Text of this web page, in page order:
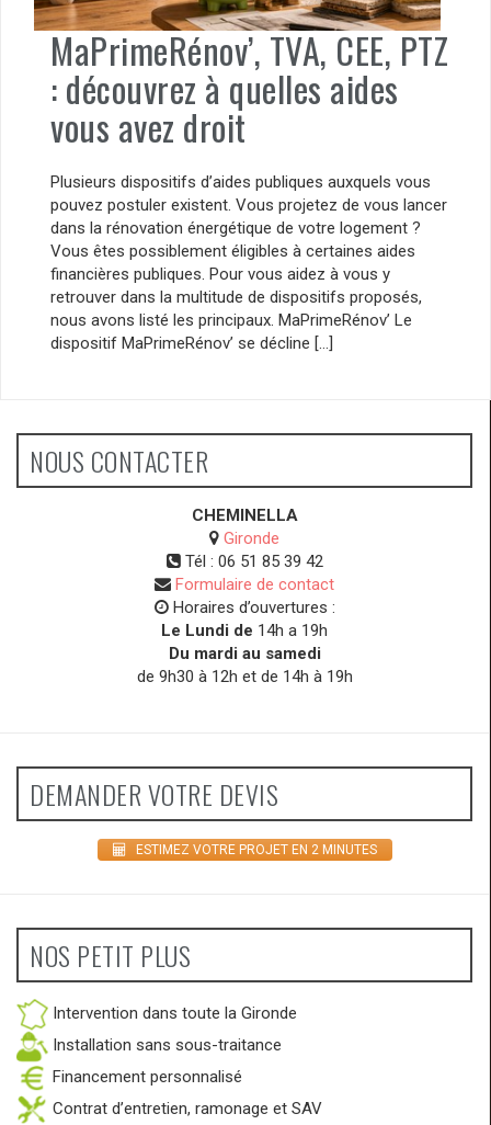
MaPrimeRénov’, TVA, CEE, PTZ
: découvrez à quelles aides
vous avez droit
Plusieurs dispositifs d’aides publiques auxquels vous
pouvez postuler existent. Vous projetez de vous lancer
dans la rénovation énergétique de votre logement ?
Vous êtes possiblement éligibles à certaines aides
financières publiques. Pour vous aidez à vous y
retrouver dans la multitude de dispositifs proposés,
nous avons listé les principaux. MaPrimeRénov’ Le
dispositif MaPrimeRénov’ se décline […]
NOUS CONTACTER
CHEMINELLA
Gironde
Tél : 06 51 85 39 42
Formulaire de contact
Horaires d’ouvertures :
Le Lundi de 14h a 19h
Du mardi au samedi
de 9h30 à 12h et de 14h à 19h
DEMANDER VOTRE DEVIS
ESTIMEZ VOTRE PROJET EN 2 MINUTES
NOS PETIT PLUS
Intervention dans toute la Gironde
Installation sans sous-traitance
Financement personnalisé
Contrat d’entretien, ramonage et SAV